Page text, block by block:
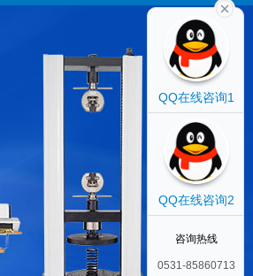
QQ在线咨询1
QQ在线咨询2
咨询热线
0531-85860713